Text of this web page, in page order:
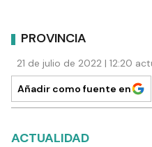
PROVINCIA
21 de julio de 2022 | 12:20
Añadir como fuente en
ACTUALIDAD